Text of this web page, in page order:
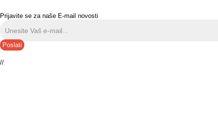
Prijavite se za naše E-mail novosti
Poslati
//